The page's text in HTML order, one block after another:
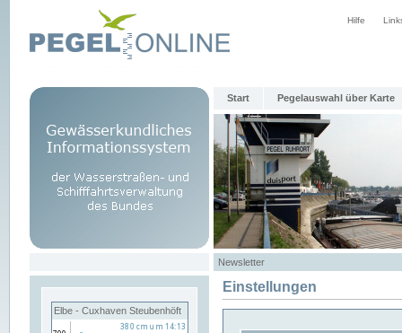
Hilfe
Start Pegelauswahl über Karte
Newsletter
Elbe - Cuxhaven Steubenhöft
Einstellungen